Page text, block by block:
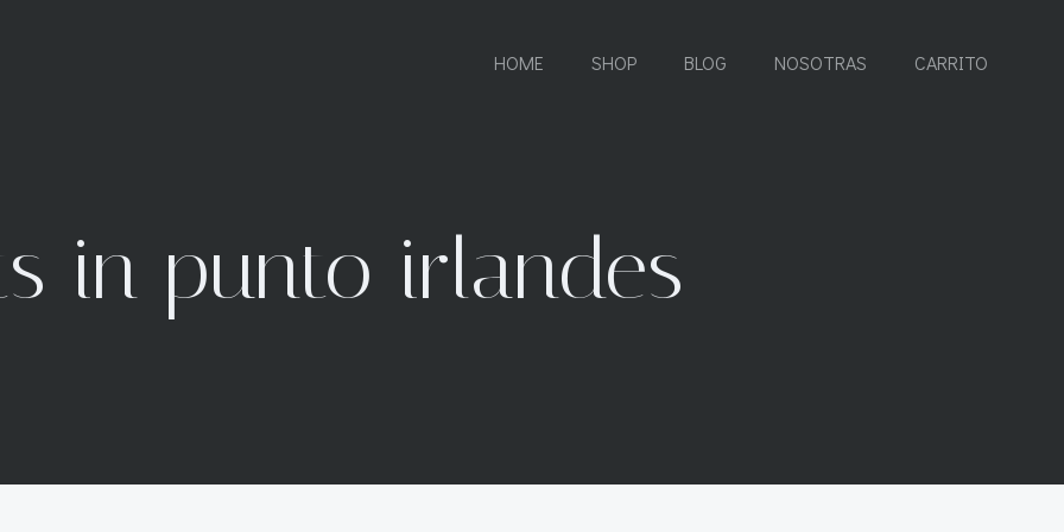
HOME SHOP BLOG NOSOTRAS CARRITO
in punto irlandes